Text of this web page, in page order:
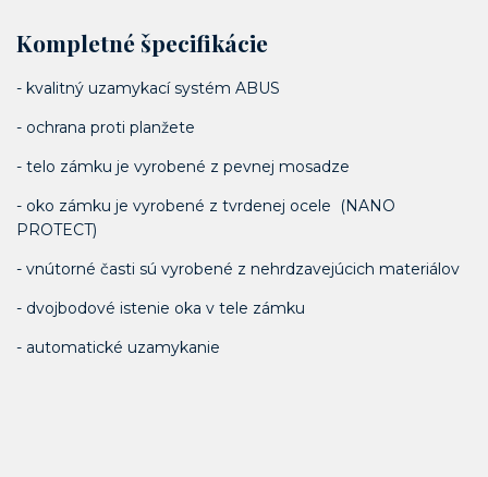
Kompletné špecifikácie
- kvalitný uzamykací systém ABUS
- ochrana proti planžete
- telo zámku je vyrobené z pevnej mosadze
- oko zámku je vyrobené z tvrdenej ocele (NANO
PROTECT)
- vnútorné časti sú vyrobené z nehrdzavejúcich materiálov
- dvojbodové istenie oka v tele zámku
- automatické uzamykanie